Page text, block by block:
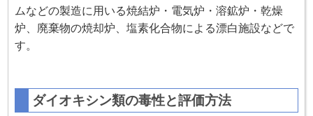
ムなどの製造に用いる焼結炉・電気炉・溶鉱炉・乾燥
炉、廃棄物の焼却炉、塩素化合物による漂白施設などで
す。
ダイオキシン類の毒性と評価方法